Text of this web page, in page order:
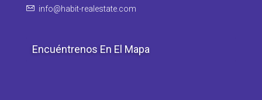
info@habit-realestate.com
Encuéntrenos En El Mapa